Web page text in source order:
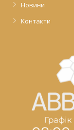
Новини
Контакти